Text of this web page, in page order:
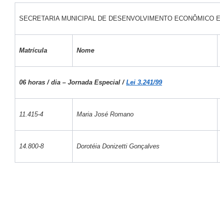
SECRETARIA MUNICIPAL DE DESENVOLVIMENTO ECONÔMICO
Matrícula Nome
06 horas / dia – Jornada Especial / Lei 3.241/99
11.415-4 Maria José Romano
14.800-8 Dorotéia Donizetti Gonçalves